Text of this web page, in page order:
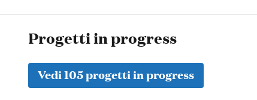
Progetti in progress
Vedi 105 progetti in progress